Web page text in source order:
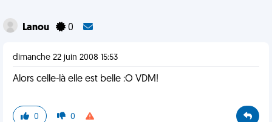
Lanou 0
dimanche 22 juin 2008 15:53
Alors celle-là elle est belle :O VDM!
0 0